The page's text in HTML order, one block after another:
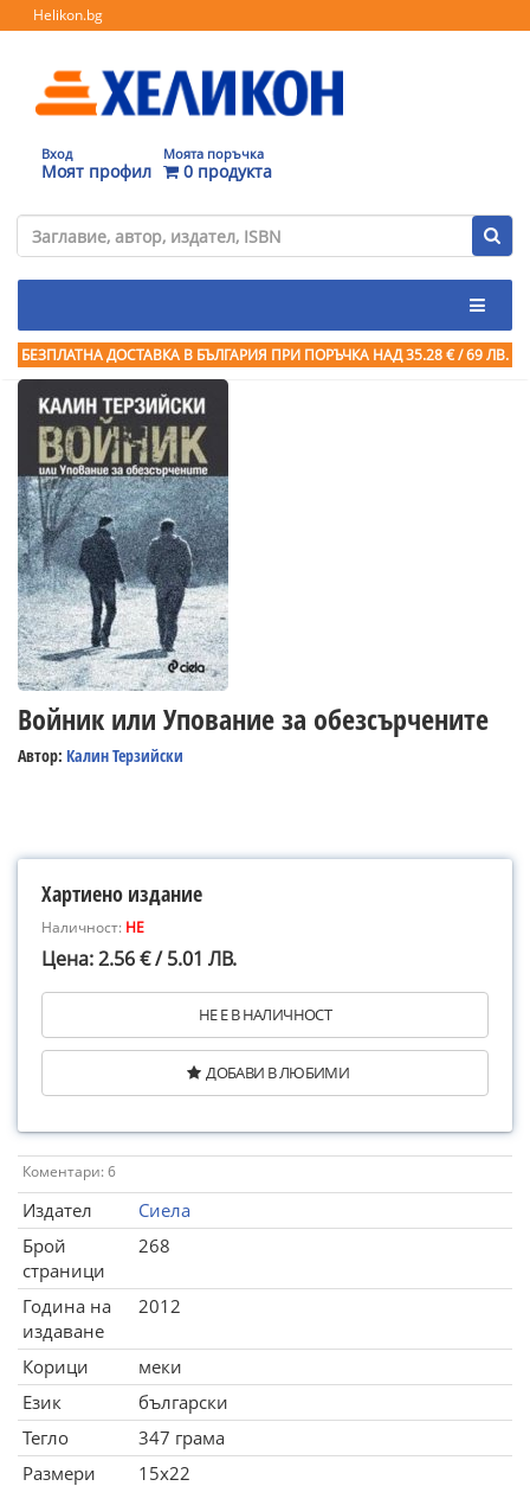
Helikon.bg
Вход
Моят профил
Моята поръчка
0 продукта
БЕЗПЛАТНА ДОСТАВКА В БЪЛГАРИЯ ПРИ ПОРЪЧКА НАД 35.28 € / 69 ЛВ.
Войник или Упование за обезсърчените
Автор: Калин Терзийски
Хартиено издание
Наличност: НЕ
Цена: 2.56 € / 5.01 ЛВ.
НЕ Е В НАЛИЧНОСТ
ДОБАВИ В ЛЮБИМИ
Коментари: 6
Издател
Сиела
Брой
страници
268
Година на
издаване
2012
Корици
меки
Език
български
Тегло
347 грама
Размери
15x22